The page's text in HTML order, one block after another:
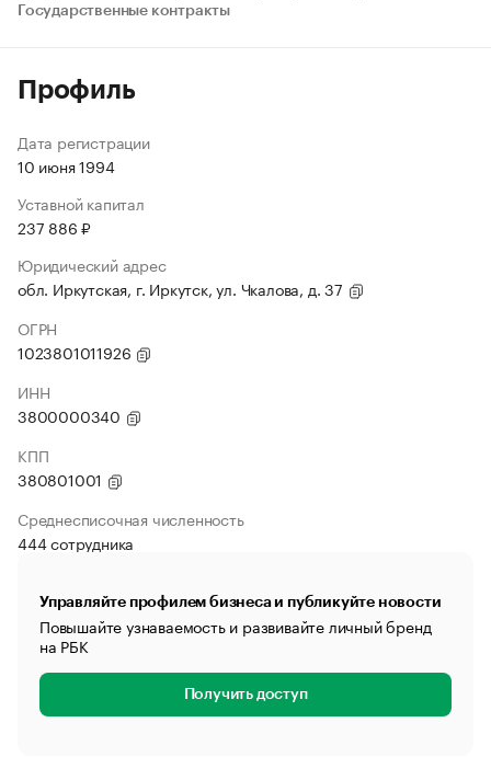
Государственные контракты
Профиль
Дата регистрации
10 июня 1994
Уставной капитал
237 886 ₽
Юридический адрес
обл. Иркутская, г. Иркутск, ул. Чкалова, д. 37
ОГРН
1023801011926
ИНН
3800000340
КПП
380801001
Среднесписочная численность
444 сотрудника
Управляйте профилем бизнеса и публикуйте новости
Повышайте узнаваемость и развивайте личный бренд
на РБК
Получить доступ